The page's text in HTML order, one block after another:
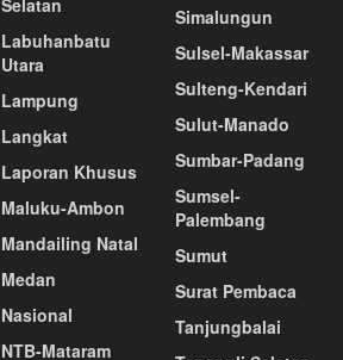
Selatan
Labuhanbatu
Utara
Lampung
Langkat
Laporan Khusus
Maluku-Ambon
Mandailing Natal
Medan
Nasional
NTB-Mataram
Simalungun
Sulsel-Makassar
Sulteng-Kendari
Sulut-Manado
Sumbar-Padang
Sumsel-
Palembang
Sumut
Surat Pembaca
Tanjungbalai